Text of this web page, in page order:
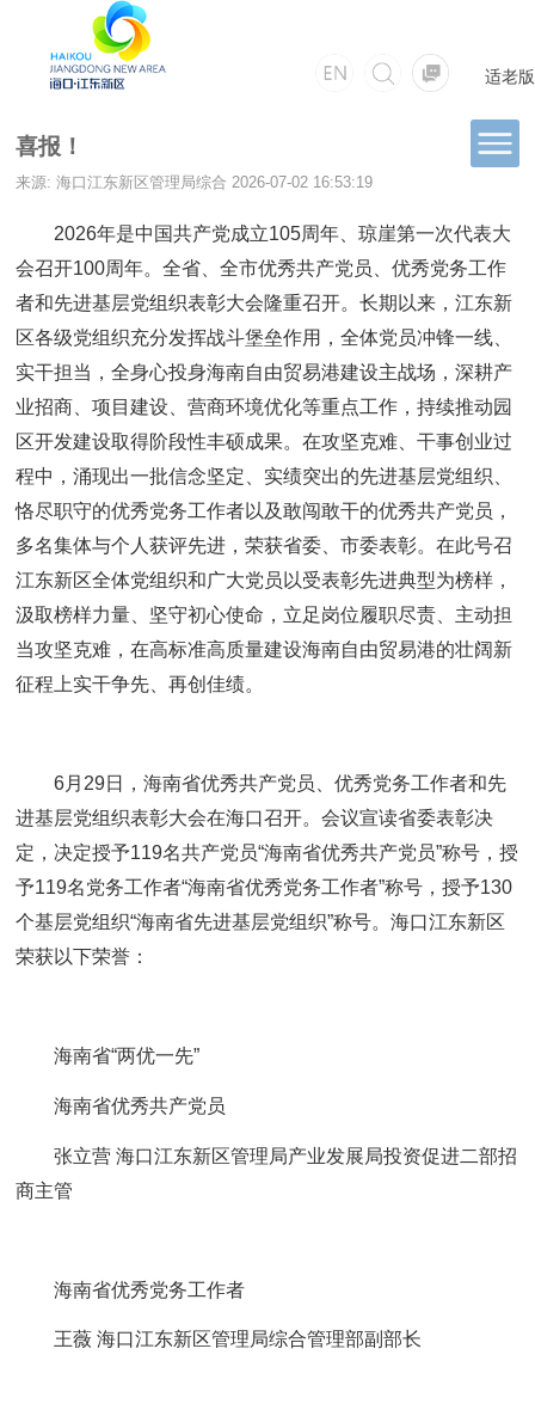
适老版
喜报！
来源: 海口江东新区管理局综合 2026-07-02 16:53:19
2026年是中国共产党成立105周年、琼崖第一次代表大
会召开100周年。全省、全市优秀共产党员、优秀党务工作
者和先进基层党组织表彰大会隆重召开。长期以来，江东新
区各级党组织充分发挥战斗堡垒作用，全体党员冲锋一线、
实干担当，全身心投身海南自由贸易港建设主战场，深耕产
业招商、项目建设、营商环境优化等重点工作，持续推动园
区开发建设取得阶段性丰硕成果。在攻坚克难、干事创业过
程中，涌现出一批信念坚定、实绩突出的先进基层党组织、
恪尽职守的优秀党务工作者以及敢闯敢干的优秀共产党员，
多名集体与个人获评先进，荣获省委、市委表彰。在此号召
江东新区全体党组织和广大党员以受表彰先进典型为榜样，
汲取榜样力量、坚守初心使命，立足岗位履职尽责、主动担
当攻坚克难，在高标准高质量建设海南自由贸易港的壮阔新
征程上实干争先、再创佳绩。
6月29日，海南省优秀共产党员、优秀党务工作者和先
进基层党组织表彰大会在海口召开。会议宣读省委表彰决
定，决定授予119名共产党员“海南省优秀共产党员”称号，授
予119名党务工作者“海南省优秀党务工作者”称号，授予130
个基层党组织“海南省先进基层党组织”称号。海口江东新区
荣获以下荣誉：
海南省“两优一先”
海南省优秀共产党员
张立营 海口江东新区管理局产业发展局投资促进二部招
商主管
海南省优秀党务工作者
王薇 海口江东新区管理局综合管理部副部长